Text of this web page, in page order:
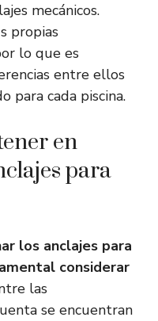
mecánicos.
propias
lo que es
entre ellos
para cada piscina.
en
para
los anclajes para
considerar
las
se encuentran